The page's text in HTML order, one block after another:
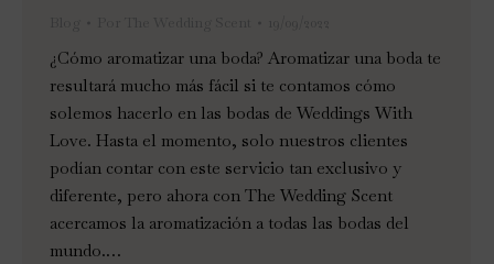
¿Cómo aromatizar una boda? Aromatizar una boda te
resultará mucho más fácil si te contamos cómo
solemos hacerlo en las bodas de Weddings With
Love. Hasta el momento, solo nuestros clientes
podían contar con este servicio tan exclusivo y
diferente, pero ahora con The Wedding Scent
acercamos la aromatización a todas las bodas del
mundo.…